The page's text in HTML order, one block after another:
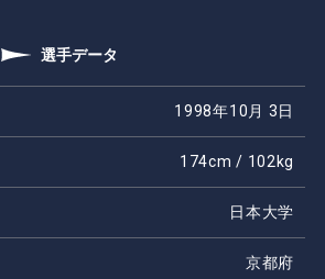
選手データ
1998年10月 3日
174cm / 102kg
日本大学
京都府